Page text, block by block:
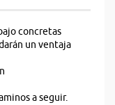
concretas
un ventaja
a seguir.